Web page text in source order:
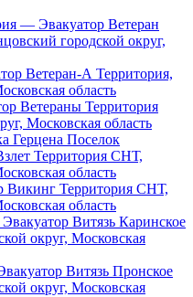
— Эвакуатор Ветеран
городской округ,
Ветеран-А Территория,
область
Ветераны Территория
Московская область
Герцена Поселок
Территория СНТ,
область
Викинг Территория СНТ,
область
Витязь Каринское
округ, Московская
Витязь Пронское
округ, Московская